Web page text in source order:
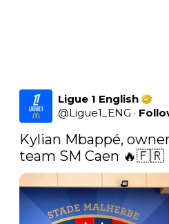
Ligue 1 English
@Ligue1_ENG ·
Kylian Mbappé,
team SM Caen 🔥🇫🇷